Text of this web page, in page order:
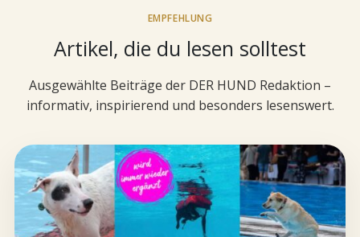
EMPFEHLUNG
Artikel, die du lesen solltest
Ausgewählte Beiträge der DER HUND Redaktion –
informativ, inspirierend und besonders lesenswert.